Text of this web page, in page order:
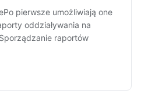
pierwsze umożliwiają one
oddziaływania na
raportów